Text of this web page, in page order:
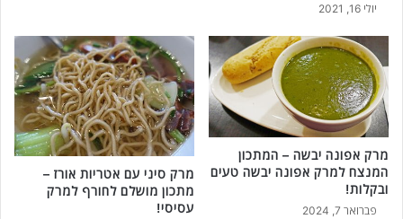
ה
ת
ב
ל
י
ן
!
ט
ב
ר
ק
ל
יולי 16, 2021
מרק אפונה יבשה – המתכון
המנצח למרק אפונה יבשה טעים
ובקלות!
פברואר 7, 2024
מרק סיני עם אטריות אורז –
מתכון מושלם לחורף למרק
עסיסי!